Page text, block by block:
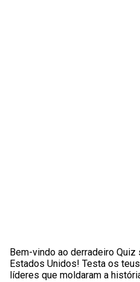
Bem-vindo ao derradeiro
Estados Unidos! Testa os
líderes que moldaram a